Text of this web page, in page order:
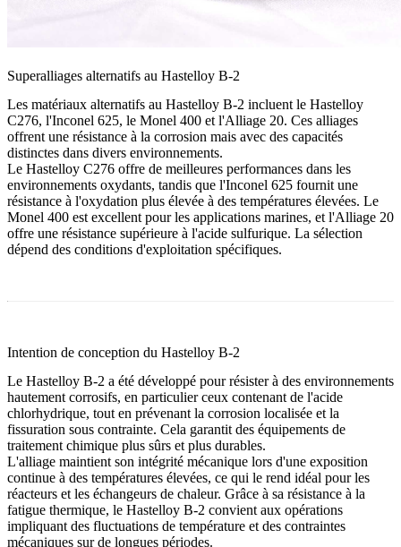
Superalliages alternatifs au Hastelloy B-2
Les matériaux alternatifs au Hastelloy B-2 incluent le Hastelloy
C276, l'Inconel 625, le Monel 400 et l'Alliage 20. Ces alliages
offrent une résistance à la corrosion mais avec des capacités
distinctes dans divers environnements.
Le Hastelloy C276 offre de meilleures performances dans les
environnements oxydants, tandis que l'Inconel 625 fournit une
résistance à l'oxydation plus élevée à des températures élevées. Le
Monel 400 est excellent pour les applications marines, et l'Alliage 20
offre une résistance supérieure à l'acide sulfurique. La sélection
dépend des conditions d'exploitation spécifiques.
Intention de conception du Hastelloy B-2
Le Hastelloy B-2 a été développé pour résister à des environnements
hautement corrosifs, en particulier ceux contenant de l'acide
chlorhydrique, tout en prévenant la corrosion localisée et la
fissuration sous contrainte. Cela garantit des équipements de
traitement chimique plus sûrs et plus durables.
L'alliage maintient son intégrité mécanique lors d'une exposition
continue à des températures élevées, ce qui le rend idéal pour les
réacteurs et les échangeurs de chaleur. Grâce à sa résistance à la
fatigue thermique, le Hastelloy B-2 convient aux opérations
impliquant des fluctuations de température et des contraintes
mécaniques sur de longues périodes.